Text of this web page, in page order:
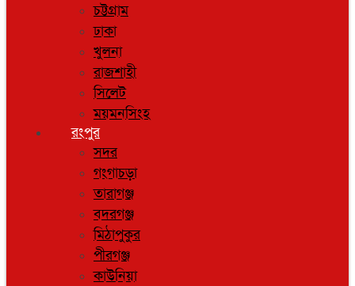
চট্টগ্রাম
ঢাকা
খুলনা
রাজশাহী
সিলেট
ময়মনসিংহ
রংপুর
সদর
গংগাচড়া
তারাগঞ্জ
বদরগঞ্জ
মিঠাপুকুর
পীরগঞ্জ
কাউনিয়া